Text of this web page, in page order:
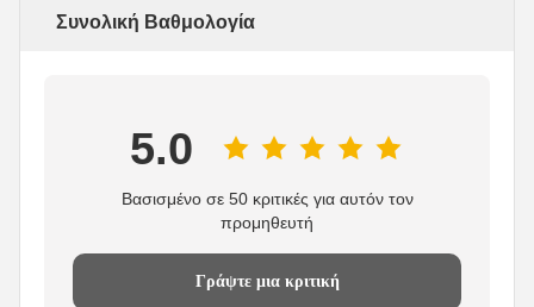
Συνολική Βαθμολογία
5.0
Βασισμένο σε 50 κριτικές για αυτόν τον
προμηθευτή
Γράψτε μια κριτική